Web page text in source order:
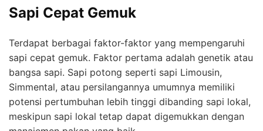
Sapi Cepat Gemuk
Terdapat berbagai faktor-faktor yang mempengaruhi
sapi cepat gemuk. Faktor pertama adalah genetik atau
bangsa sapi. Sapi potong seperti sapi Limousin,
Simmental, atau persilangannya umumnya memiliki
potensi pertumbuhan lebih tinggi dibanding sapi lokal,
meskipun sapi lokal tetap dapat digemukkan dengan